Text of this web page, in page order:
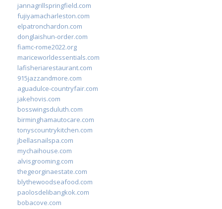
jannagrillspringfield.com
fujiyamacharleston.com
elpatronchardon.com
donglaishun-order.com
fiamc-rome2022.org
mariceworldessentials.com
lafisheriarestaurant.com
915jazzandmore.com
aguadulce-countryfair.com
jakehovis.com
bosswingsduluth.com
birminghamautocare.com
tonyscountrykitchen.com
jbellasnailspa.com
mychaihouse.com
alvisgrooming.com
thegeorginaestate.com
blythewoodseafood.com
paolosdelibangkok.com
bobacove.com